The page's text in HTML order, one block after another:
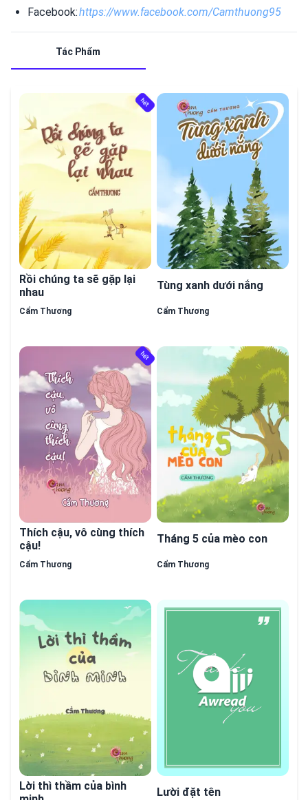
Facebook:https://www.facebook.com/Camthuong95
Tác Phẩm
Rồi chúng ta sẽ gặp lại
nhau
Cẩm Thương
hết
Tùng xanh dưới nắng
Cẩm Thương
Thích cậu, vô cùng thích
cậu!
Cẩm Thương
hết
Tháng 5 của mèo con
Cẩm Thương
Lời thì thầm của bình
Lười đặt tên